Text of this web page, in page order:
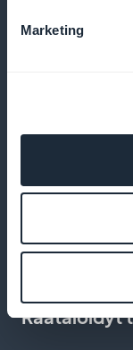
Marketing
100 %
Räätälöidyt